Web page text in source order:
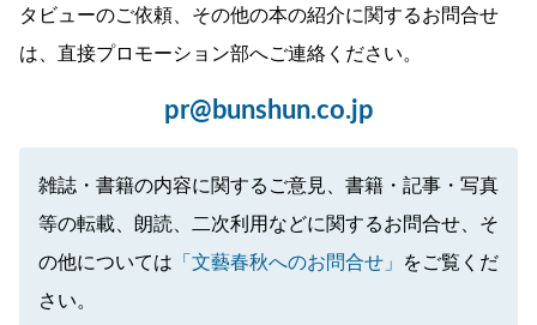
タビューのご依頼、その他の本の紹介に関するお問合せ
は、直接プロモーション部へご連絡ください。
pr@bunshun.co.jp
雑誌・書籍の内容に関するご意見、書籍・記事・写真
等の転載、朗読、二次利用などに関するお問合せ、そ
の他については 「文藝春秋へのお問合せ」
をご覧くだ
さい。